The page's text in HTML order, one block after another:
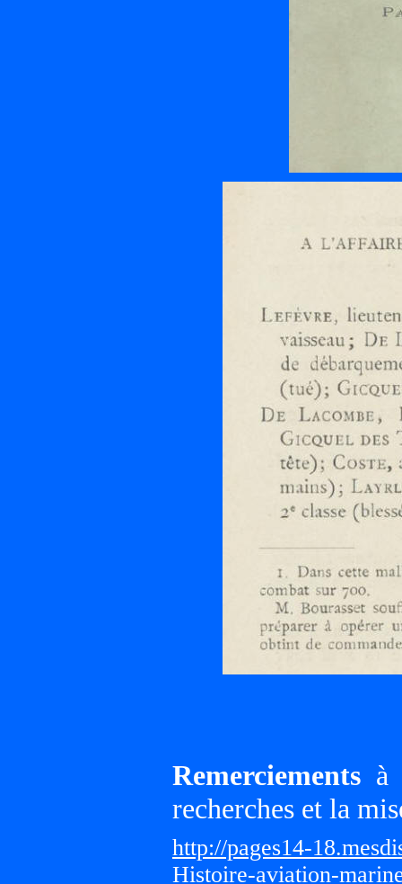
Remerciements à
recherches et la
http://pages14-
Histoire-aviation-